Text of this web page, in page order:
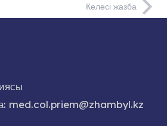
Келесі жазба
med.col.priem@zhambyl.kz